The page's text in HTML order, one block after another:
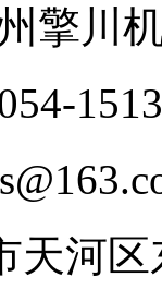
擎川
1513
天河